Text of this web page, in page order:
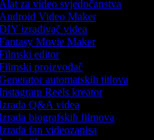
za video svjedočanstva
Video Maker
izrađivač videa
Movie Maker
editor
proizvođač
automatskih titlova
Reels kreator
Q&A videa
biografskih filmova
fan videozapisa